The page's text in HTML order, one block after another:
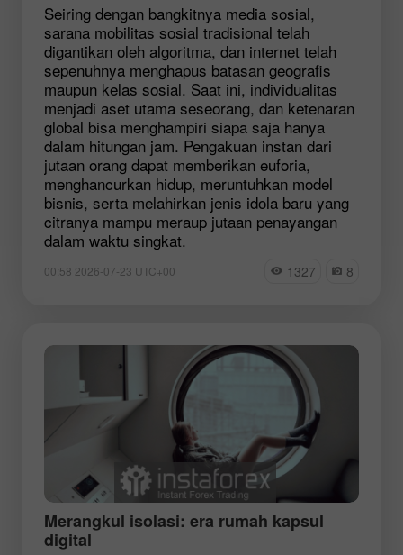
Seiring dengan bangkitnya media sosial,
sarana mobilitas sosial tradisional telah
digantikan oleh algoritma, dan internet telah
sepenuhnya menghapus batasan geografis
maupun kelas sosial. Saat ini, individualitas
menjadi aset utama seseorang, dan ketenaran
global bisa menghampiri siapa saja hanya
dalam hitungan jam. Pengakuan instan dari
jutaan orang dapat memberikan euforia,
menghancurkan hidup, meruntuhkan model
bisnis, serta melahirkan jenis idola baru yang
citranya mampu meraup jutaan penayangan
dalam waktu singkat.
00:58 2026-07-23 UTC+00 1327 8
Merangkul isolasi: era rumah kapsul
digital